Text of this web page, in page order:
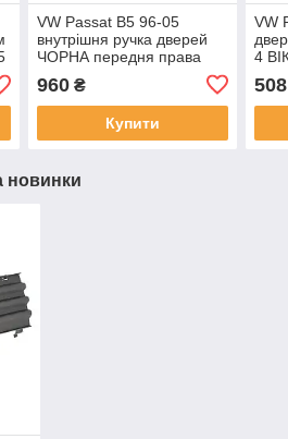
VW Passat B5 96-05
внутрішня ручка дверей
ЧОРНА передня права
960₴
Купити
VW
4
508
новинки